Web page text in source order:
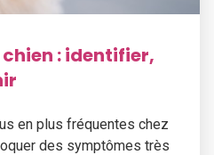
: identifier,
en plus fréquentes chez
des symptômes très